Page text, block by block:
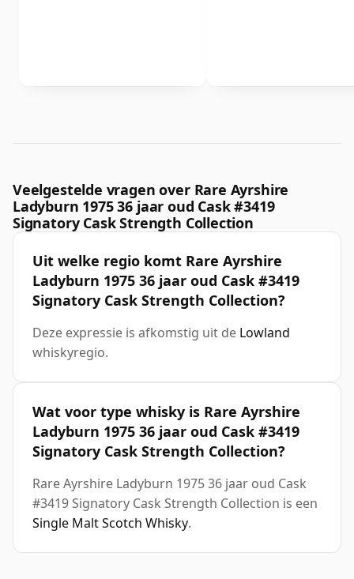
Veelgestelde vragen over Rare Ayrshire
Ladyburn 1975 36 jaar oud Cask #3419
Signatory Cask Strength Collection
Uit welke regio komt Rare Ayrshire
Ladyburn 1975 36 jaar oud Cask #3419
Signatory Cask Strength Collection?
Deze expressie is afkomstig uit de Lowland
whiskyregio.
Wat voor type whisky is Rare Ayrshire
Ladyburn 1975 36 jaar oud Cask #3419
Signatory Cask Strength Collection?
Rare Ayrshire Ladyburn 1975 36 jaar oud Cask
#3419 Signatory Cask Strength Collection is een
Single Malt Scotch Whisky.